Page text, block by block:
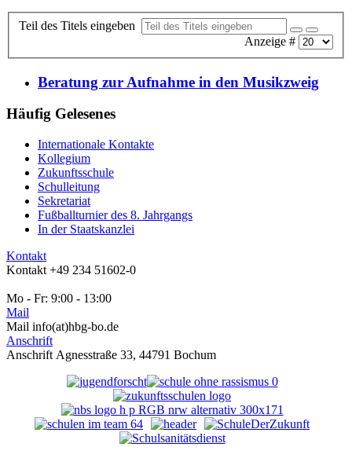
Teil des Titels eingeben
Anzeige #
Beratung zur Aufnahme in den Musikzweig
Häufig Gelesenes
Internationale Kontakte
Kollegium
Zukunftsschule
Schulleitung
Sekretariat
Fußballturnier des 8. Jahrgangs
In der Staatskanzlei
Kontakt
Kontakt +49 234 51602-0
Mo - Fr: 9:00 - 13:00
Mail
Mail info(at)hbg-bo.de
Anschrift
Anschrift Agnesstraße 33, 44791 Bochum